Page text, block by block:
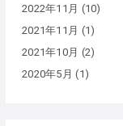
2022年11月 (10)
2021年11月 (1)
2021年10月 (2)
2020年5月 (1)